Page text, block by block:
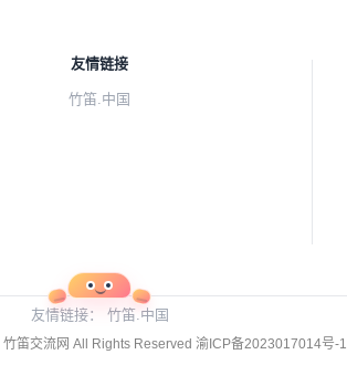
友情链接
竹笛.中国
友情链接： 竹笛.中国
竹笛交流网 All Rights Reserved 渝ICP备2023017014号-1